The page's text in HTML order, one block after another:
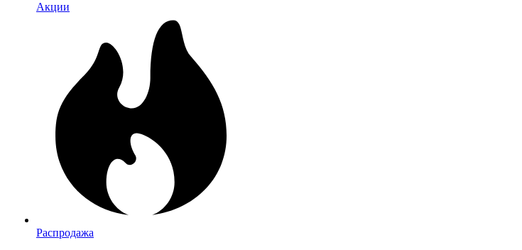
Акции
Распродажа